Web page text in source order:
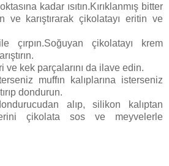
kadar ısıtın.Kırıklanmış bitter
ve karıştırarak çikolatayı eritin ve
çırpın.Soğuyan çikolatayı krem
ve kek parçalarını da ilave edin.
muffın kalıplarına isterseniz
dondurun.
alıp, silikon kalıptan
çikolata sos ve meyvelerle